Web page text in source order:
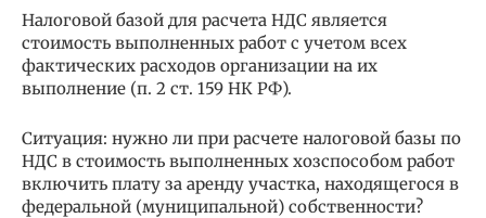
Налоговой базой для расчета НДС является
стоимость выполненных работ с учетом всех
фактических расходов организации на их
выполнение (п. 2 ст. 159 НК РФ).
Ситуация: нужно ли при расчете налоговой базы по
НДС в стоимость выполненных хозспособом работ
включить плату за аренду участка, находящегося в
федеральной (муниципальной) собственности?